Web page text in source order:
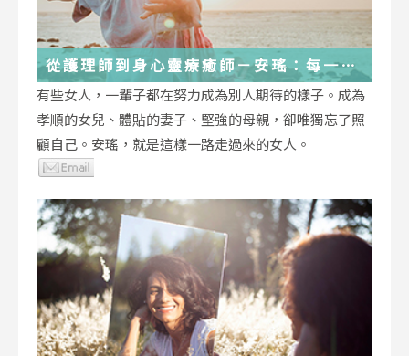
從護理師到身心靈療癒師－安瑤：每一段
低谷，都能成為重生的起點
有些女人，一輩子都在努力成為別人期待的樣子。成為
孝順的女兒、體貼的妻子、堅強的母親，卻唯獨忘了照
顧自己。安瑤，就是這樣一路走過來的女人。